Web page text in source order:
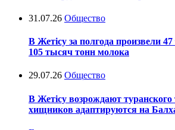
31.07.26 Общество
В Жетісу за полгода произвели
105 тысяч тонн молока
29.07.26 Общество
В Жетісу возрождают
хищников адаптируются на